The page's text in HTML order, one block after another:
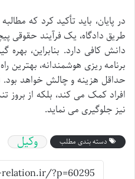
در پایان، باید تأکید کرد که
طریق دادگاه، یک فرآیند حقوقی
دانش کافی دارد. بنابراین،
برنامه ریزی هوشمندانه، بهترین
حداقل هزینه و چالش خواهد بود.
افراد کمک می کند، بلکه از
نیز جلوگیری می نماید.
دسته بندی مطلب وکیل